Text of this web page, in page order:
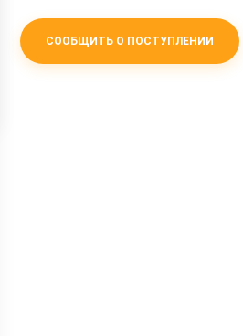
СООБЩИТЬ О ПОСТУПЛЕНИИ